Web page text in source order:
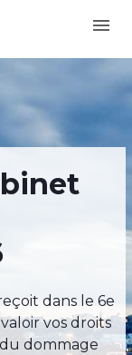
menu
dans le 6e
vos droits
dommage